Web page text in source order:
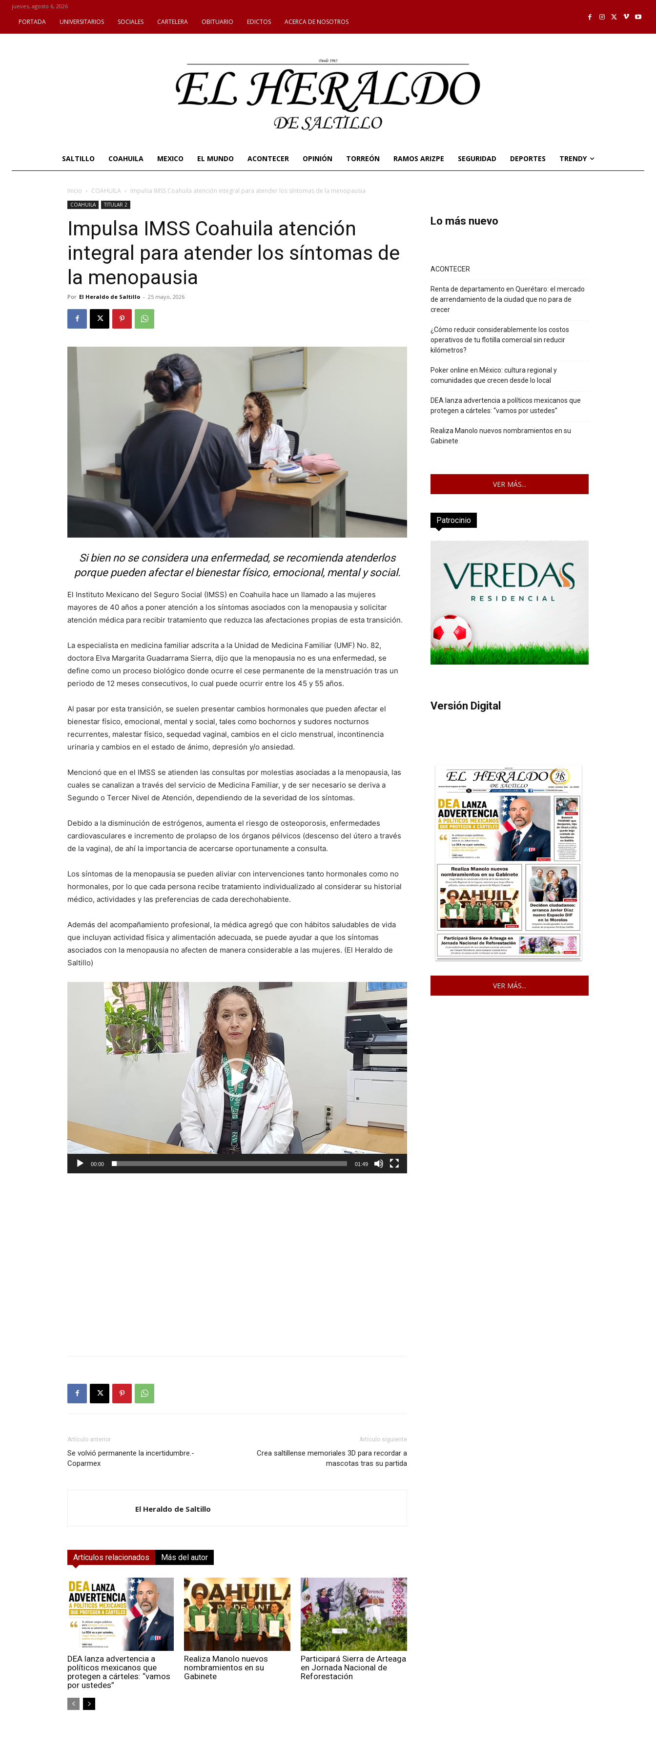
jueves, agosto 6, 2026
PORTADA UNIVERSITARIOS SOCIALES CARTELERA OBITUARIO EDICTOS ACERCA DE NOSOTROS
SALTILLO COAHUILA MEXICO EL MUNDO ACONTECER OPINIÓN TORREÓN RAMOS ARIZPE SEGURIDAD DEPORTES TRENDY
Inicio COAHUILA Impulsa IMSS Coahuila atención integral para atender los síntomas de la menopausia
COAHUILA TITULAR 2
Impulsa IMSS Coahuila atención
integral para atender los síntomas de
la menopausia
Por El Heraldo de Saltillo - 25 mayo, 2026
Si bien no se considera una enfermedad, se recomienda atenderlos
porque pueden afectar el bienestar físico, emocional, mental y social.
El Instituto Mexicano del Seguro Social (IMSS) en Coahuila hace un llamado a las mujeres
mayores de 40 años a poner atención a los síntomas asociados con la menopausia y solicitar
atención médica para recibir tratamiento que reduzca las afectaciones propias de esta transición.
La especialista en medicina familiar adscrita a la Unidad de Medicina Familiar (UMF) No. 82,
doctora Elva Margarita Guadarrama Sierra, dijo que la menopausia no es una enfermedad, se
define como un proceso biológico donde ocurre el cese permanente de la menstruación tras un
periodo de 12 meses consecutivos, lo cual puede ocurrir entre los 45 y 55 años.
Al pasar por esta transición, se suelen presentar cambios hormonales que pueden afectar el
bienestar físico, emocional, mental y social, tales como bochornos y sudores nocturnos
recurrentes, malestar físico, sequedad vaginal, cambios en el ciclo menstrual, incontinencia
urinaria y cambios en el estado de ánimo, depresión y/o ansiedad.
Mencionó que en el IMSS se atienden las consultas por molestias asociadas a la menopausia, las
cuales se canalizan a través del servicio de Medicina Familiar, y de ser necesario se deriva a
Segundo o Tercer Nivel de Atención, dependiendo de la severidad de los síntomas.
Debido a la disminución de estrógenos, aumenta el riesgo de osteoporosis, enfermedades
cardiovasculares e incremento de prolapso de los órganos pélvicos (descenso del útero a través
de la vagina), de ahí la importancia de acercarse oportunamente a consulta.
Los síntomas de la menopausia se pueden aliviar con intervenciones tanto hormonales como no
hormonales, por lo que cada persona recibe tratamiento individualizado al considerar su historial
médico, actividades y las preferencias de cada derechohabiente.
Además del acompañamiento profesional, la médica agregó que con hábitos saludables de vida
que incluyan actividad física y alimentación adecuada, se puede ayudar a que los síntomas
asociados con la menopausia no afecten de manera considerable a las mujeres. (El Heraldo de
Saltillo)
Reproductor
00:00 01:49
Artículo anterior
Se volvió permanente la incertidumbre.-
Coparmex
Artículo siguiente
Crea saltillense memoriales 3D para recordar a
mascotas tras su partida
El Heraldo de Saltillo
Artículos relacionados Más del autor
DEA lanza advertencia a
políticos mexicanos que
protegen a cárteles: “vamos
por ustedes”
Realiza Manolo nuevos
nombramientos en su
Gabinete
Participará Sierra de Arteaga
en Jornada Nacional de
Reforestación
Lo más nuevo
ACONTECER
Renta de departamento en Querétaro: el mercado
de arrendamiento de la ciudad que no para de
crecer
¿Cómo reducir considerablemente los costos
operativos de tu flotilla comercial sin reducir
kilómetros?
Poker online en México: cultura regional y
comunidades que crecen desde lo local
DEA lanza advertencia a políticos mexicanos que
protegen a cárteles: “vamos por ustedes”
Realiza Manolo nuevos nombramientos en su
Gabinete
VER MÁS...
Patrocinio
Versión Digital
VER MÁS...